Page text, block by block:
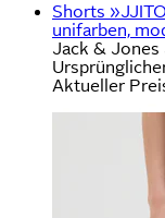
Shorts
unifarben,
Jack & Jones
Aktueller